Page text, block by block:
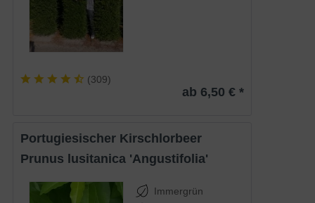
(309)
ab 6,50 € *
Portugiesischer Kirschlorbeer
Prunus lusitanica 'Angustifolia'
Immergrün